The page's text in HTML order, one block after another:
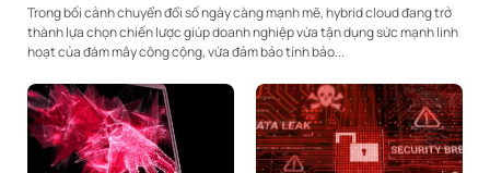
Trong bối cảnh chuyển đổi số ngày càng mạnh mẽ, hybrid cloud đang trở
thành lựa chọn chiến lược giúp doanh nghiệp vừa tận dụng sức mạnh linh
hoạt của đám mây công cộng, vừa đảm bảo tính bảo...